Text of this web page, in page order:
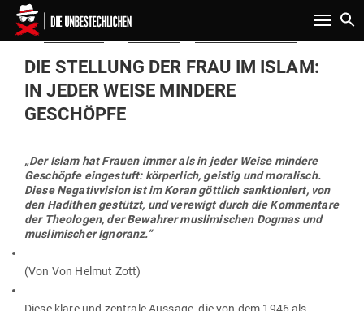
Toggle
Am
DIE STELLUNG DER FRAU IM ISLAM:
IN JEDER WEISE MINDERE
GESCHÖPFE
„Der Islam hat Frauen immer als in jeder Weise mindere
Geschöpfe ein­ge­stuft: kör­perlich, geistig und mora­lisch.
Diese Nega­tiv­vision ist im Koran göttlich sank­tio­niert, von
den Hadithen gestützt, und ver­ewigt durch die Kom­mentare
der Theo­logen, der Bewahrer mus­li­mi­schen Dogmas und
mus­li­mi­scher Ignoranz.“
(Von Von Helmut Zott)